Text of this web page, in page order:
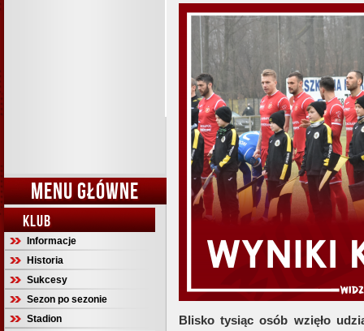
MENU GŁÓWNE
KLUB
Informacje
Historia
Sukcesy
Sezon po sezonie
Stadion
Blisko tysiąc osób wzięło